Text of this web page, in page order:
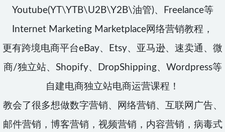
Youtube(YT\YTB\U2B\Y2B\油管)、Freelance等
Internet Marketing Marketplace网络营销教程，
更有跨境电商平台eBay、Etsy、亚马逊、速卖通、微
商/独立站、Shopify、DropShipping、Wordpress等
自建电商独立站电商运营课程！
教会了很多想做数字营销、网络营销、互联网广告、
邮件营销，博客营销，视频营销，内容营销，病毒式